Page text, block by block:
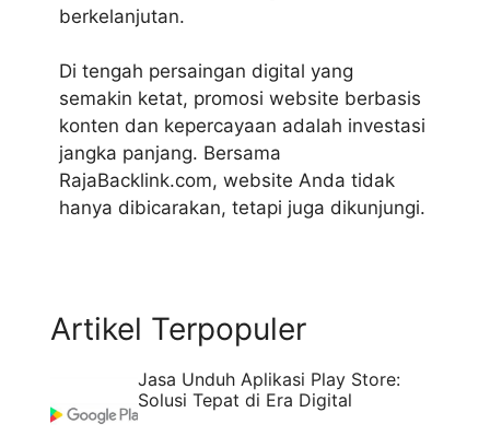
berkelanjutan.
Di tengah persaingan digital yang
semakin ketat, promosi website berbasis
konten dan kepercayaan adalah investasi
jangka panjang. Bersama
RajaBacklink.com, website Anda tidak
hanya dibicarakan, tetapi juga dikunjungi.
Artikel Terpopuler
Jasa Unduh Aplikasi Play Store:
Solusi Tepat di Era Digital